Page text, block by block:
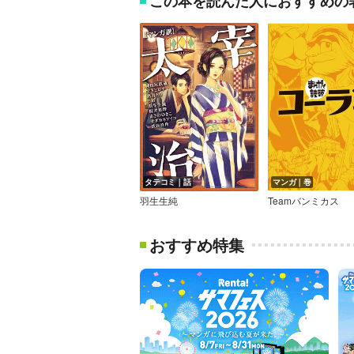
タテコミ｜話
羽生生純
マンガ｜巻
Teamバンミカス
おすすめ特集